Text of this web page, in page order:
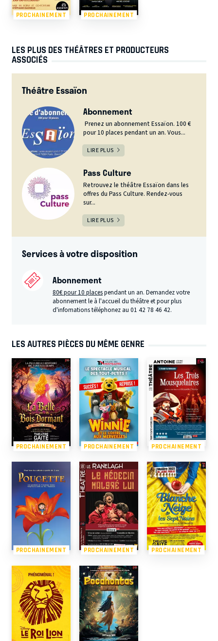
PROCHAINEMENT PROCHAINEMENT
LES PLUS DES THÉÂTRES ET PRODUCTEURS
ASSOCIÉS
Théâtre Essaïon
Abonnement
Prenez un abonnement Essaïon. 100 €
pour 10 places pendant un an. Vous...
LIRE PLUS
Pass Culture
Retrouvez le théâtre Essaïon dans les
offres du Pass Culture. Rendez-vous
sur...
LIRE PLUS
Services à votre disposition
Abonnement
80€ pour 10 placespendant un an. Demandez votre
abonnement le à l'accueil du théâtre et pour plus
d'infomations téléphonez au 01 42 78 46 42.
LES AUTRES PIÈCES DU MÊME GENRE
PROCHAINEMENT PROCHAINEMENT PROCHAINEMENT
PROCHAINEMENT PROCHAINEMENT PROCHAINEMENT